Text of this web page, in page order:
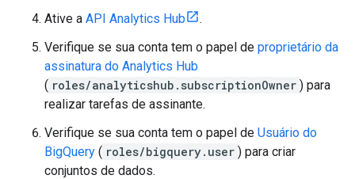
Ative a API Analytics Hub
.
Verifique se sua conta tem o papel de proprietário da
assinatura do Analytics Hub
( roles/analyticshub.subscriptionOwner ) para
realizar tarefas de assinante.
Verifique se sua conta tem o papel de Usuário do
BigQuery ( roles/bigquery.user ) para criar
conjuntos de dados.